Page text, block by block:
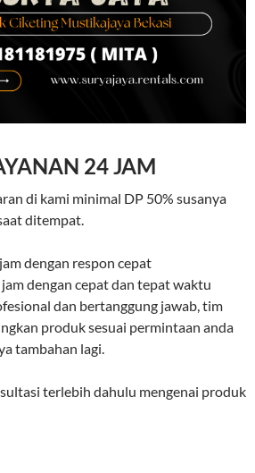
24 JAM
di kami minimal DP 50% susanya
ditempat.
dengan respon cepat
dengan cepat dan tepat waktu
dan bertanggung jawab, tim
produk sesuai permintaan anda
tambahan lagi.
terlebih dahulu mengenai produk